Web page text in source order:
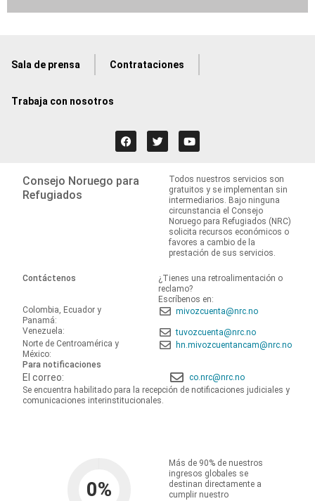
Sala de prensa Contrataciones
Trabaja con nosotros
Consejo Noruego para
Refugiados
Todos nuestros servicios son
gratuitos y se implementan sin
intermediarios. Bajo ninguna
circunstancia el Consejo
Noruego para Refugiados (NRC)
solicita recursos económicos o
favores a cambio de la
prestación de sus servicios.
Contáctenos
¿Tienes una retroalimentación o
reclamo?
Escríbenos en:
Colombia, Ecuador y
Panamá:
mivozcuenta@nrc.no
Venezuela:
tuvozcuenta@nrc.no
Norte de Centroamérica y
México:
hn.mivozcuentancam@nrc.no
Para notificaciones
El correo:
co.nrc@nrc.no
Se encuentra habilitado para la recepción de notificaciones judiciales y
comunicaciones interinstitucionales.
0%
Más de 90% de nuestros
ingresos globales se
destinan directamente a
cumplir nuestro